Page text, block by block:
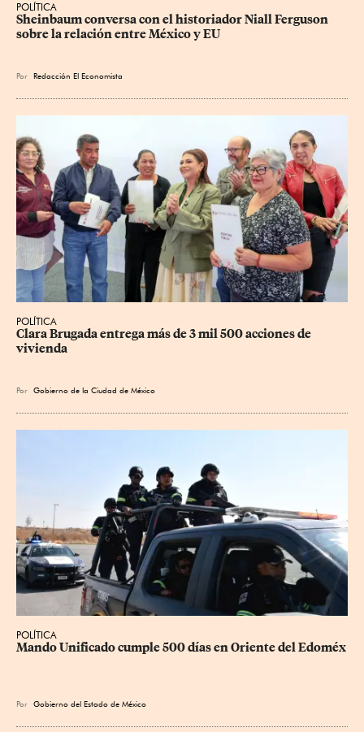
POLÍTICA
Sheinbaum conversa con el historiador Niall Ferguson
sobre la relación entre México y EU
Por Redacción El Economista
POLÍTICA
Clara Brugada entrega más de 3 mil 500 acciones de
vivienda
Por Gobierno de la Ciudad de México
POLÍTICA
Mando Unificado cumple 500 días en Oriente del Edoméx
Por Gobierno del Estado de México